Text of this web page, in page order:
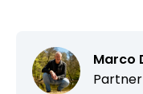
Marco